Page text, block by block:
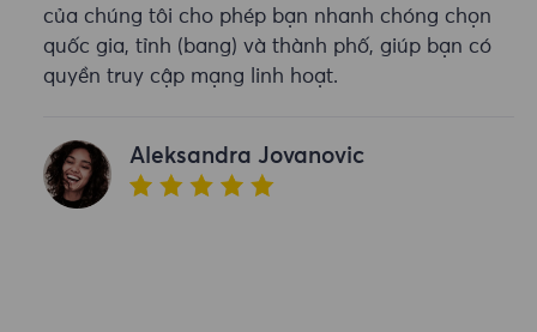
của chúng tôi cho phép bạn nhanh chóng chọn
quốc gia, tỉnh (bang) và thành phố, giúp bạn có
quyền truy cập mạng linh hoạt.
Aleksandra Jovanovic